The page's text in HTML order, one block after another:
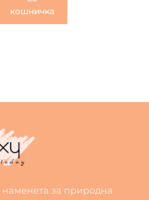
кошничка
за природна